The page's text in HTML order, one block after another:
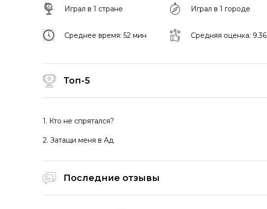
Играл в 1 стране Играл в 1 городе
Среднее время: 52 мин Средняя оценка: 9.36
Топ-5
1. Кто не спрятался?
2. Затащи меня в Ад
Последние отзывы